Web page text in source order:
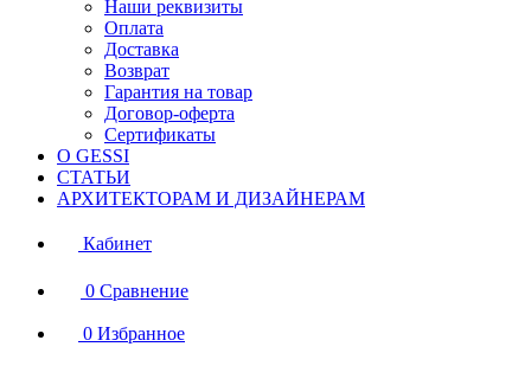
Наши реквизиты
Оплата
Доставка
Возврат
Гарантия на товар
Договор-оферта
Сертификаты
О GESSI
СТАТЬИ
АРХИТЕКТОРАМ И ДИЗАЙНЕРАМ
Кабинет
0 Сравнение
0 Избранное